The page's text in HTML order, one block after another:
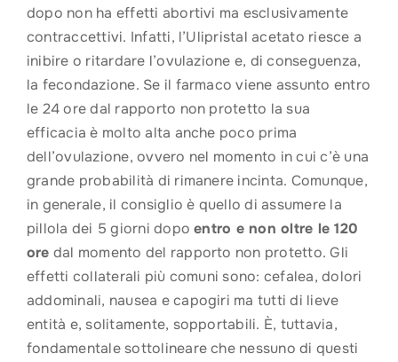
dopo non ha effetti abortivi ma esclusivamente
contraccettivi. Infatti, l’Ulipristal acetato riesce a
inibire o ritardare l’ovulazione e, di conseguenza,
la fecondazione. Se il farmaco viene assunto entro
le 24 ore dal rapporto non protetto la sua
efficacia è molto alta anche poco prima
dell’ovulazione, ovvero nel momento in cui c’è una
grande probabilità di rimanere incinta. Comunque,
in generale, il consiglio è quello di assumere la
pillola dei 5 giorni dopoentro e non oltre le 120
ore dal momento del rapporto non protetto. Gli
effetti collaterali più comuni sono: cefalea, dolori
addominali, nausea e capogiri ma tutti di lieve
entità e, solitamente, sopportabili. È, tuttavia,
fondamentale sottolineare che nessuno di questi